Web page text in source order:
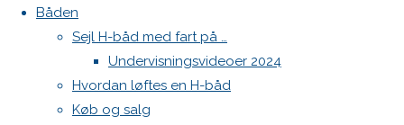
Båden
Sejl H-båd med fart på …
Undervisningsvideoer 2024
Hvordan løftes en H-båd
Køb og salg
H-Bådsstævne
Eliteserien Struer Sejlklub